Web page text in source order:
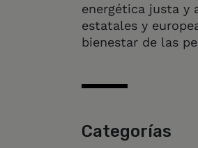
energética justa y
estatales y
bienestar de las
Categorías